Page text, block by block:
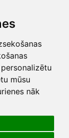
mūsu
nāk